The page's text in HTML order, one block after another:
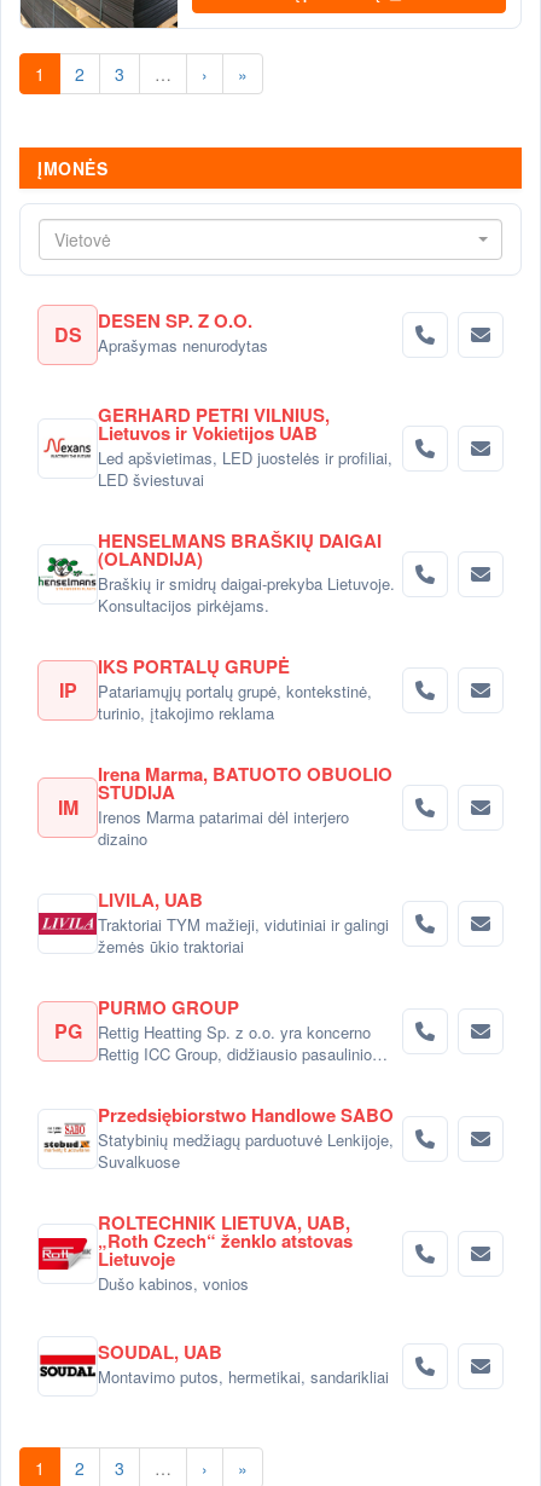
1 2 3 … › »
ĮMONĖS
Vietovė
DS DESEN SP. Z O.O.
Aprašymas nenurodytas
GERHARD PETRI VILNIUS,
Lietuvos ir Vokietijos UAB
Led apšvietimas, LED juostelės ir profiliai,
LED šviestuvai
HENSELMANS BRAŠKIŲ DAIGAI
(OLANDIJA)
Braškių ir smidrų daigai-prekyba Lietuvoje.
Konsultacijos pirkėjams.
IP
IKS PORTALŲ GRUPĖ
Patariamųjų portalų grupė, kontekstinė,
turinio, įtakojimo reklama
IM
Irena Marma, BATUOTO OBUOLIO
STUDIJA
Irenos Marma patarimai dėl interjero
dizaino
LIVILA, UAB
Traktoriai TYM mažieji, vidutiniai ir galingi
žemės ūkio traktoriai
PG
PURMO GROUP
Rettig Heatting Sp. z o.o. yra koncerno
Rettig ICC Group, didžiausio pasaulinio
Przedsiębiorstwo Handlowe SABO
Statybinių medžiagų parduotuvė Lenkijoje,
Suvalkuose
ROLTECHNIK LIETUVA, UAB,
„Roth Czech“ ženklo atstovas
Lietuvoje
Dušo kabinos, vonios
SOUDAL, UAB
Montavimo putos, hermetikai, sandarikliai
1 2 3 … › »